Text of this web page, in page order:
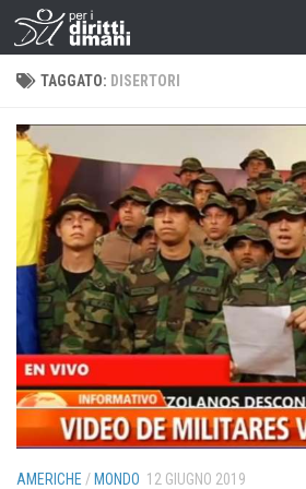
TAGGATO: DISERTORI
AMERICHE / MONDO 12 GIUGNO 2019